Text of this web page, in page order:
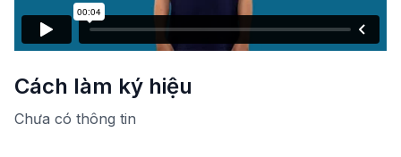
Cách làm ký hiệu
Chưa có thông tin